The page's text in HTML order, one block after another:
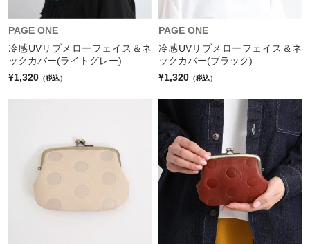
PAGE ONE
冷感UVリブメローフェイス＆ネ
ックカバー(ライトグレー)
¥1,320 （税込）
PAGE ONE
冷感UVリブメローフェイス＆ネ
ックカバー(ブラック)
¥1,320 （税込）